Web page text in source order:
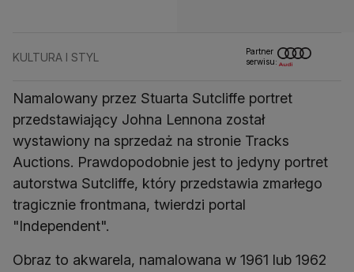
KULTURA I STYL
Partner
serwisu:
Namalowany przez Stuarta Sutcliffe portret
przedstawiający Johna Lennona został
wystawiony na sprzedaż na stronie Tracks
Auctions. Prawdopodobnie jest to jedyny portret
autorstwa Sutcliffe, który przedstawia zmarłego
tragicznie frontmana, twierdzi portal
"Independent".
Obraz to akwarela, namalowana w 1961 lub 1962